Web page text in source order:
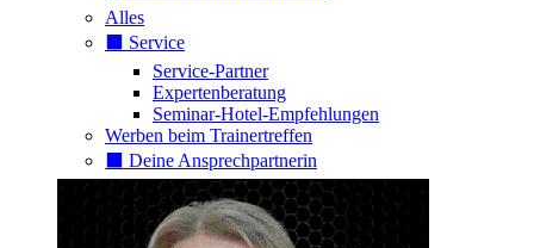
Alles
⬛️ Service
Service-Partner
Expertenberatung
Seminar-Hotel-Empfehlungen
Werben beim Trainertreffen
⬛️ Deine Ansprechpartnerin